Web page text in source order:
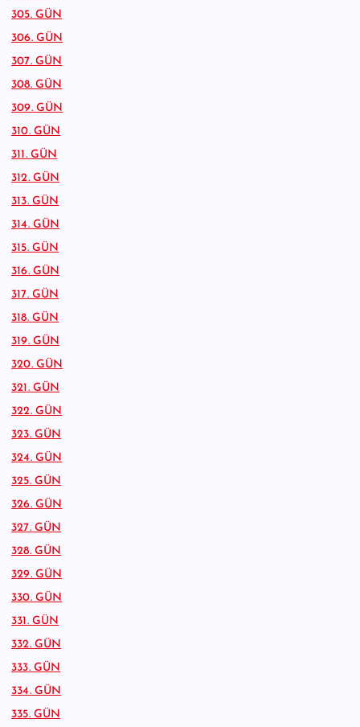
305. GÜN
306. GÜN
307. GÜN
308. GÜN
309. GÜN
310. GÜN
311. GÜN
312. GÜN
313. GÜN
314. GÜN
315. GÜN
316. GÜN
317. GÜN
318. GÜN
319. GÜN
320. GÜN
321. GÜN
322. GÜN
323. GÜN
324. GÜN
325. GÜN
326. GÜN
327. GÜN
328. GÜN
329. GÜN
330. GÜN
331. GÜN
332. GÜN
333. GÜN
334. GÜN
335. GÜN